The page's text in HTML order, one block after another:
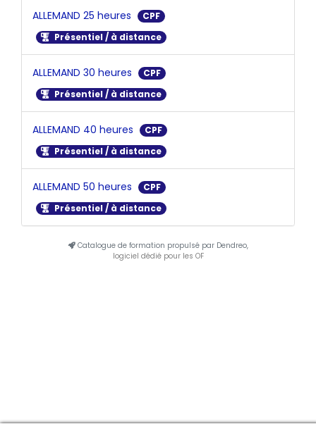
ALLEMAND 25 heures
CPF
Présentiel / à distance
ALLEMAND 30 heures
CPF
Présentiel / à distance
ALLEMAND 40 heures
CPF
Présentiel / à distance
ALLEMAND 50 heures
CPF
Présentiel / à distance
Catalogue de formation propulsé par Dendreo,
logiciel dédié pour les OF